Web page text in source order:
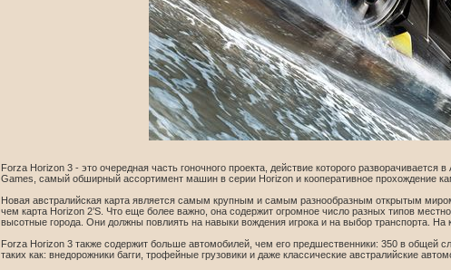
Forza Horizon 3 - это очередная часть гоночного проекта, действие которого
Games, самый обширный ассортимент машин в серии Horizon и кооперативное прохождение
Новая австралийская карта является самым крупным и самым разнообразным открытым
чем карта Horizon 2’S. Что еще более важно, она содержит огромное число разных типов
высотные города. Они должны повлиять на навыки вождения игрока и на выбор транспорта. На
Forza Horizon 3 также содержит больше автомобилей, чем его предшественники: 350 в общей
таких как: внедорожники багги, трофейные грузовики и даже классические австралийские